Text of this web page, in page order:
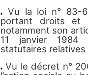
Vu la loi n° 83-
portant droits et
notamment son
11 janvier 1984
statutaires relatives
Vu le décret n°